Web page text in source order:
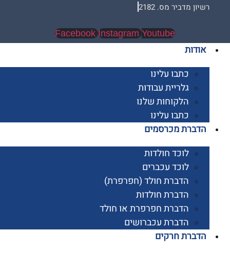
מדביר מס. 2182
Facebook Instagram
כתבו עלינו
גלריית עבודות
הלקוחות שלנו
כתבו עלינו
מכרסמים
לוכד חולדות
לוכד עכברים
הדברת חולד (חפרפרת)
הדברת חולדות
הדברת חפרפרת או חולד
הדברת עכברושים
חרקים